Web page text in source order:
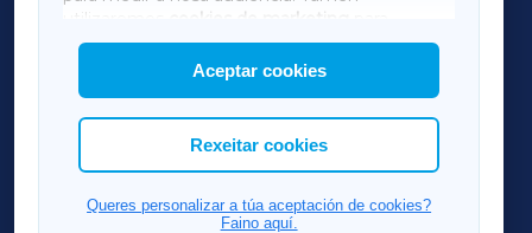
utilizaremos
cookies de marketing
mostrar publicidade de terceiros.
Así mesmo, podes personalizar a elección das
cookies que desexas permitir.
Aceptar cookies
Rexeitar cookies
Queres personalizar a túa aceptación de cookies?
Faino aquí.
AMARIÑAXA
RIBEIRASACRAXA
ACORUÑAXA
FERROLXA